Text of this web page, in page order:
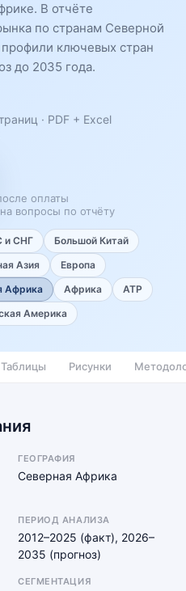
В отчёте
по странам Северной
ключевых стран
до 2035 года.
· PDF + Excel
оплаты
вопросы по отчёту
и СНГ
Большой Китай
Азия
Европа
Африка Африка
АТР
Америка
Таблицы Рисунки
ГЕОГРАФИЯ
Северная Африка
ПЕРИОД АНАЛИЗА
2012–2025 (факт), 2026–
2035 (прогноз)
СЕГМЕНТАЦИЯ